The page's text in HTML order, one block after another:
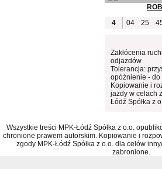
4
04 25
Zakłócenia
odjazdów
Tolerancja:
opóźnienie - do
Kopiowanie i
jazdy w celach
Łódź Spółka z
Wszystkie treści MPK-Łódź Spółka z o.o.
chronione prawem autorskim. Kopiowanie i
zgody MPK-Łódź Spółka z o.o. dla celów
zabronione.